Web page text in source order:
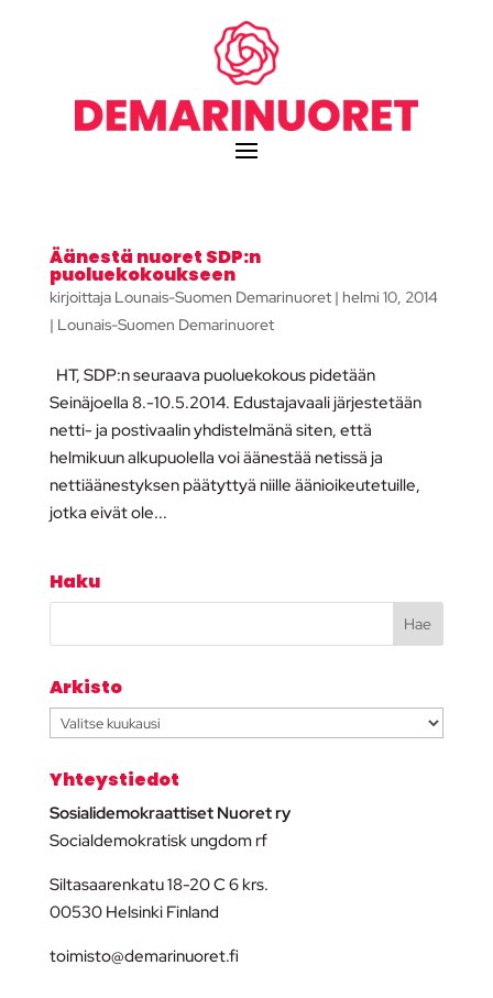
Äänestä nuoret SDP:n
puoluekokoukseen
kirjoittaja Lounais-Suomen Demarinuoret| helmi 10, 2014
| Lounais-Suomen Demarinuoret
HT, SDP:n seuraava puoluekokous pidetään
Seinäjoella 8.-10.5.2014. Edustajavaali järjestetään
netti- ja postivaalin yhdistelmänä siten, että
helmikuun alkupuolella voi äänestää netissä ja
nettiäänestyksen päätyttyä niille äänioikeutetuille,
jotka eivät ole...
Haku
Arkisto
Arkisto
Yhteystiedot
Sosialidemokraattiset Nuoret ry
Socialdemokratisk ungdom rf
Siltasaarenkatu 18-20 C 6 krs.
00530 Helsinki Finland
toimisto@demarinuoret.fi